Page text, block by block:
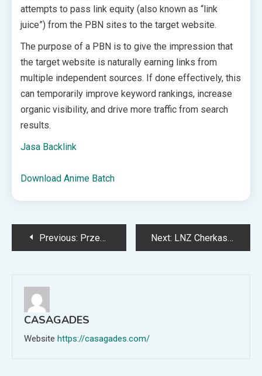
attempts to pass link equity (also known as “link
juice”) from the PBN sites to the target website.
The purpose of a PBN is to give the impression that
the target website is naturally earning links from
multiple independent sources. If done effectively, this
can temporarily improve keyword rankings, increase
organic visibility, and drive more traffic from search
results.
Jasa Backlink
Download Anime Batch
PostPrevious: Przewidywane składy na mecz MŚ (23.06.2026) Next: LNZ Cherkasy – Hajduk Split: wynik na żywo (27.06.2026)
CASAGADES
Website https://casagades.com/